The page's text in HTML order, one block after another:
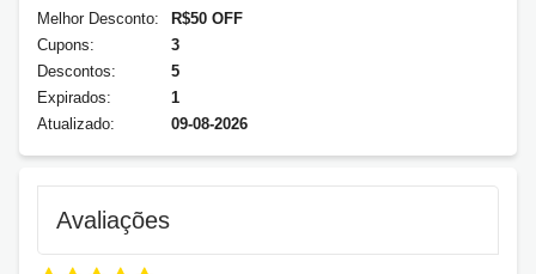
Melhor Desconto:
R$50 OFF
Cupons:
3
Descontos:
5
Expirados:
1
Atualizado:
09-08-2026
Avaliações